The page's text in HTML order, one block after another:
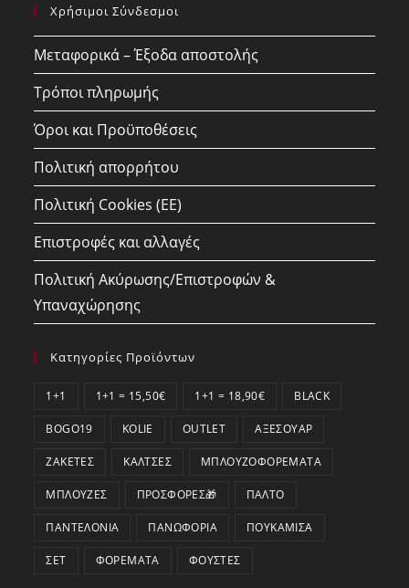
Χρήσιμοι Σύνδεσμοι
Μεταφορικά – Έξοδα αποστολής
Τρόποι πληρωμής
Όροι και Προϋποθέσεις
Πολιτική απορρήτου
Πολιτική Cookies (ΕΕ)
Επιστροφές και αλλαγές
Πολιτική Ακύρωσης/Επιστροφών &
Υπαναχώρησης
Κατηγορίες Προϊόντων
1+1 1+1 = 15,50€ 1+1 = 18,90€ BLACK
BOGO19 KOLIE OUTLET ΑΞΕΣΟΥΆΡ
ΖΑΚΈΤΕΣ ΚΆΛΤΣΕΣ ΜΠΛΟΥΖΟΦΟΡΈΜΑΤΑ
ΜΠΛΟΎΖΕΣ ΠΡΟΣΦΟΡΕΣ🎁 ΠΑΛΤΌ
ΠΑΝΤΕΛΌΝΙΑ ΠΑΝΩΦΌΡΙΑ ΠΟΥΚΆΜΙΣΑ
ΣΕΤ ΦΟΡΈΜΑΤΑ ΦΟΎΣΤΕΣ